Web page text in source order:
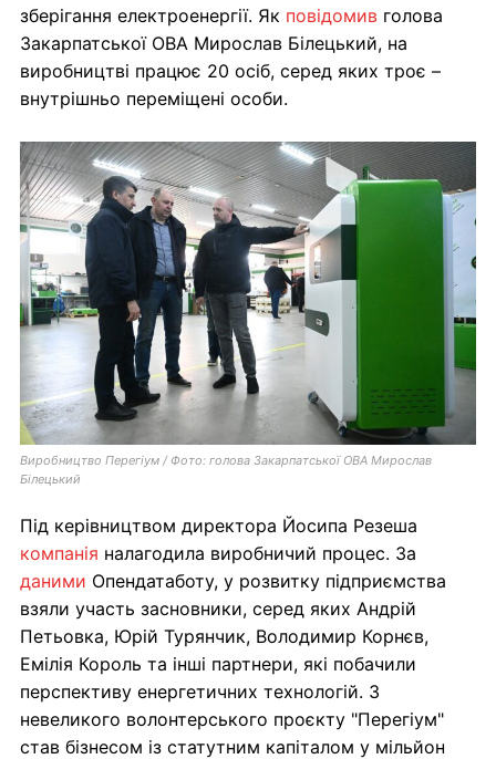
зберігання електроенергії. Як повідомив голова
Закарпатської ОВА Мирослав Білецький, на
виробництві працює 20 осіб, серед яких троє –
внутрішньо переміщені особи.
Виробництво Перегіум / Фото: голова Закарпатської ОВА Мирослав
Білецький
Під керівництвом директора Йосипа Резеша
компанія налагодила виробничий процес. За
даними Опендатаботу, у розвитку підприємства
взяли участь засновники, серед яких Андрій
Петьовка, Юрій Турянчик, Володимир Корнєв,
Емілія Король та інші партнери, які побачили
перспективу енергетичних технологій. З
невеликого волонтерського проєкту "Перегіум"
став бізнесом із статутним капіталом у мільйон